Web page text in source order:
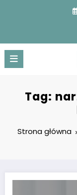
Tag:
Strona główna